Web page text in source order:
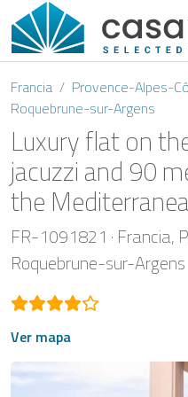
DE EN
Oferta de desayuno
Propietario
Francia
Provence-Alpes-
Roquebrune-sur-Argens
Luxury flat on
jacuzzi and 90
the
FR-1091821 Francia
Roquebrune-sur-Argens
Ver mapa